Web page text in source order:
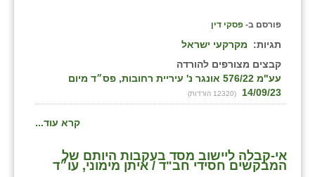
פורסם ב- פסקי דין
תגיות:
מקרקעי ישראל
קבצים מצורפים להורדה
עע"מ 576/22 אונגר נ' עיריית רחובות, פס״ד מיום
14/09/23
(12320 הורדות)
קרא עוד...
אי-קבלה ליישוב מסד בעקבות היותם של
המבקשים חסידי חב"ד / איתן מימוני, עו״ד
נווה אטי״ב
ניר צבי
עמרים